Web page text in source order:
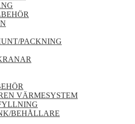
PACKNING
VÄRMESYSTEM
BEHÅLLARE